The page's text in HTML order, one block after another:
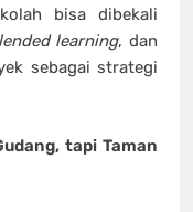
bisa dibekali
learning, dan
sebagai strategi
tapi Taman